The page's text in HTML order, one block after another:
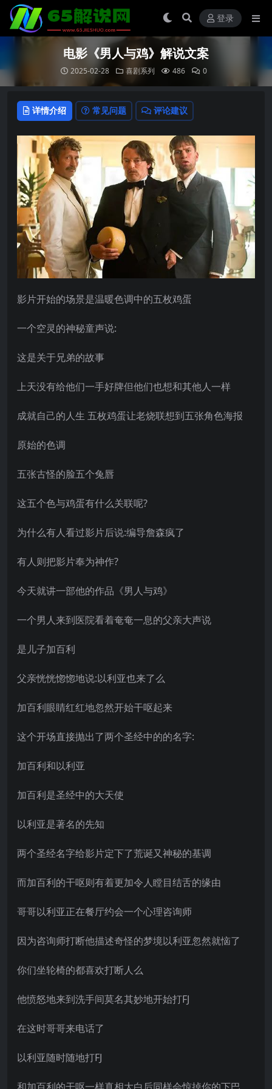
登录
电影《男人与鸡》解说文案
2025-02-28 喜剧系列 486 0
详情介绍 常见问题 评论建议
影片开始的场景是温暖色调中的五枚鸡蛋
一个空灵的神秘童声说:
这是关于兄弟的故事
上天没有给他们一手好牌但他们也想和其他人一样
成就自己的人生 五枚鸡蛋让老烧联想到五张角色海报
原始的色调
五张古怪的脸五个兔唇
这五个色与鸡蛋有什么关联呢?
为什么有人看过影片后说:编导詹森疯了
有人则把影片奉为神作?
今天就讲一部他的作品《男人与鸡》
一个男人来到医院看着奄奄一息的父亲大声说
是儿子加百利
父亲恍恍惚惚地说:以利亚也来了么
加百利眼睛红红地忽然开始干呕起来
这个开场直接抛出了两个圣经中的的名字:
加百利和以利亚
加百利是圣经中的大天使
以利亚是著名的先知
两个圣经名字给影片定下了荒诞又神秘的基调
而加百利的干呕则有着更加令人瞠目结舌的缘由
哥哥以利亚正在餐厅约会一个心理咨询师
因为咨询师打断他描述奇怪的梦境以利亚忽然就恼了
你们坐轮椅的都喜欢打断人么
他愤怒地来到洗手间莫名其妙地开始打FJ
在这时哥哥来电话了
以利亚随时随地打FJ